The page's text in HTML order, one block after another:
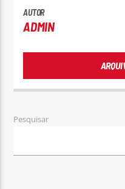
AUTOR
ADMIN
Pesquisar